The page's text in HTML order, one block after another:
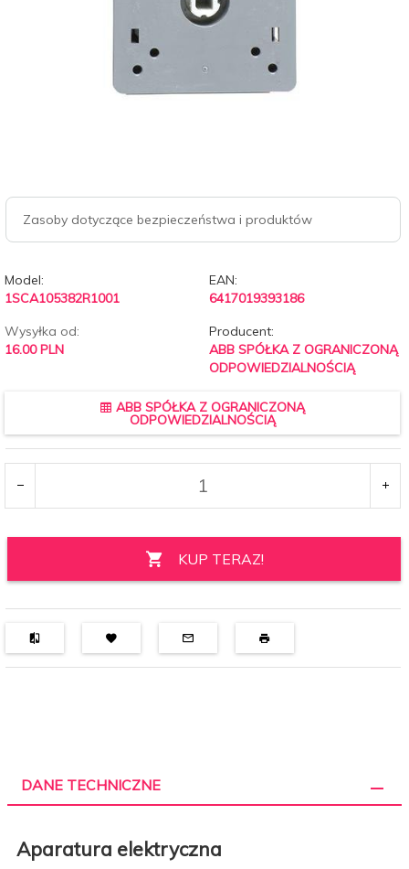
Zasoby dotyczące bezpieczeństwa i produktów
Model:
1SCA105382R1001
EAN:
6417019393186
Wysyłka od:
16.00 PLN
Producent:
ABB SPÓŁKA Z OGRANICZONĄ
ODPOWIEDZIALNOŚCIĄ
ABB SPÓŁKA Z OGRANICZONĄ
ODPOWIEDZIALNOŚCIĄ
KUP TERAZ!
DANE TECHNICZNE
Aparatura elektryczna